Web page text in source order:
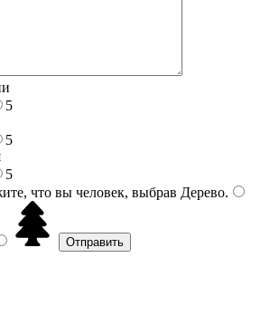
5
5
5
что вы человек, выбрав Дерево.